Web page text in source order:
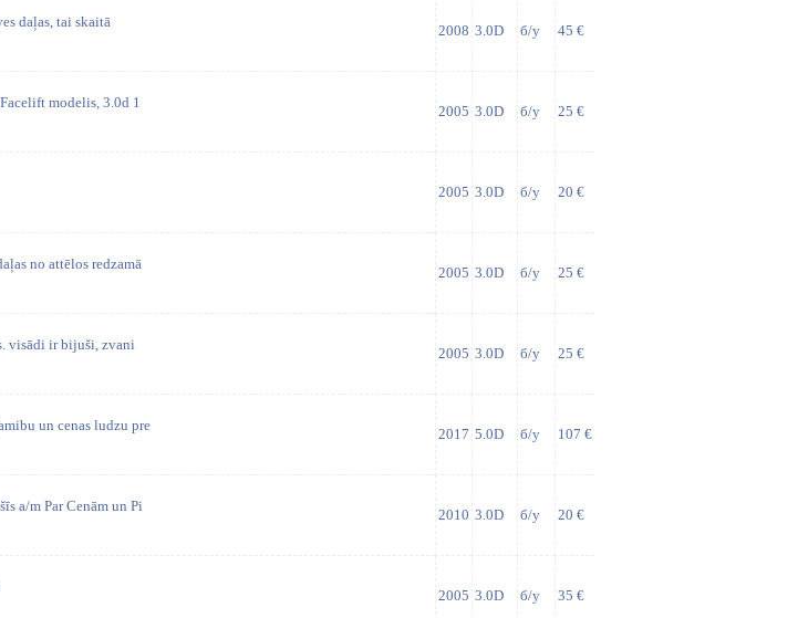
daļas, tai skaitā
2008 3.0D б/у 45 €
modelis, 3.0d 1
2005 3.0D б/у 25 €
2005 3.0D б/у 20 €
no attēlos redzamā
2005 3.0D б/у 25 €
visādi ir bijuši, zvani
2005 3.0D б/у 25 €
un cenas ludzu pre
2017 5.0D б/у 107 €
a/m Par Cenām un Pi
2010 3.0D б/у 20 €
2005 3.0D б/у 35 €